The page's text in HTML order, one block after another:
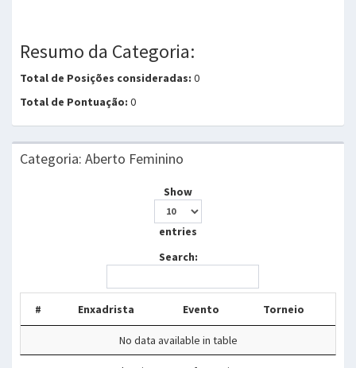
Resumo da Categoria:
Total de Posições consideradas: 0
Total de Pontuação: 0
Categoria: Aberto Feminino
Show
entries
Search:
# Enxadrista Evento Torneio
No data available in table